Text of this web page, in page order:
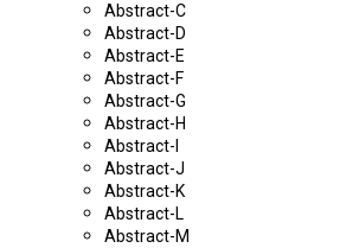
Abstract-C
Abstract-D
Abstract-E
Abstract-F
Abstract-G
Abstract-H
Abstract-I
Abstract-J
Abstract-K
Abstract-L
Abstract-M